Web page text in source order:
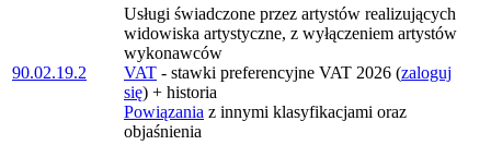
90.02.19.2
Usługi świadczone przez artystów realizujących
widowiska artystyczne, z wyłączeniem artystów
wykonawców
VAT - stawki preferencyjne VAT 2026 (zaloguj
się) + historia
Powiązania z innymi klasyfikacjami oraz
objaśnienia